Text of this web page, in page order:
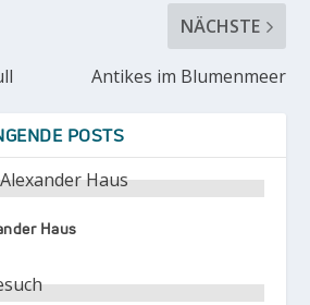
NÄCHSTE
Antikes im Blumenmeer
POSTS
Haus